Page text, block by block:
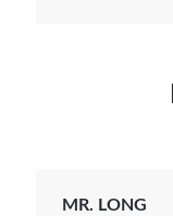
MR. LONG